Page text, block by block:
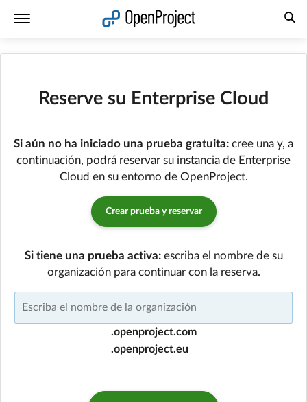
Reserve su Enterprise Cloud
Si aún no ha iniciado una prueba gratuita: cree una y, a
continuación, podrá reservar su instancia de Enterprise
Cloud en su entorno de OpenProject.
Crear prueba y reservar
Si tiene una prueba activa:escriba el nombre de su
organización para continuar con la reserva.
.openproject.com
.openproject.eu
Abrir vínculo en un nuevo panel